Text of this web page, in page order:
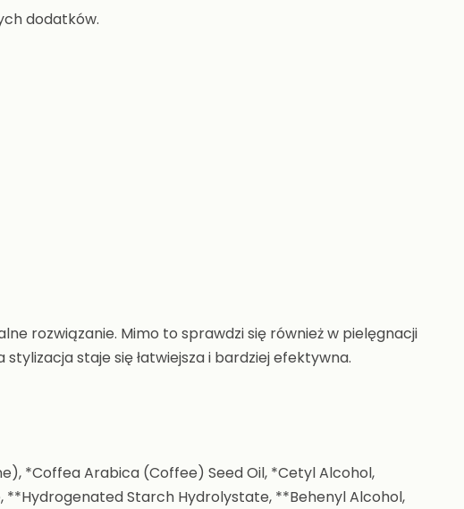
dodatków.
rozwiązanie. Mimo to sprawdzi się również w pielęgnacji
staje się łatwiejsza i bardziej efektywna.
*Coffea Arabica (Coffee) Seed Oil, *Cetyl Alcohol,
**Hydrogenated Starch Hydrolystate, **Behenyl Alcohol,